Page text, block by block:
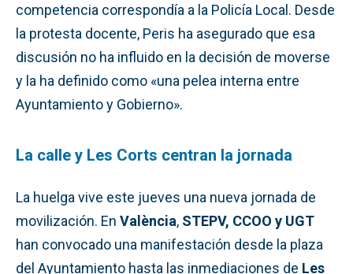
competencia correspondía a la Policía Local. Desde
la protesta docente, Peris ha asegurado que esa
discusión no ha influido en la decisión de moverse
y la ha definido como «una pelea interna entre
Ayuntamiento y Gobierno».
La calle y Les Corts centran la jornada
La huelga vive este jueves una nueva jornada de
movilización. En València, STEPV, CCOO y UGT
han convocado una manifestación desde la plaza
del Ayuntamiento hasta las inmediaciones de Les